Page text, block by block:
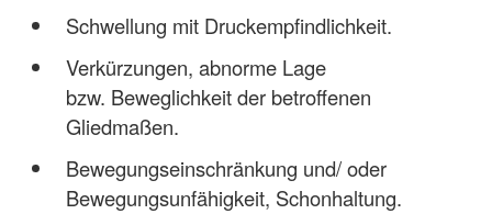
Schwellung mit Druckempfindlichkeit.
Verkürzungen, abnorme Lage
bzw. Beweglichkeit der betroffenen
Gliedmaßen.
Bewegungseinschränkung und/ oder
Bewegungsunfähigkeit, Schonhaltung.